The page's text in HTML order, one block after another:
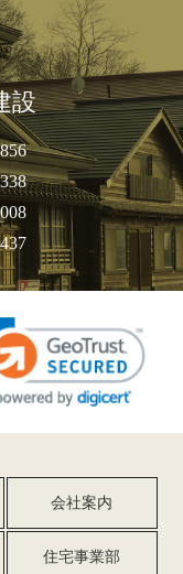
設
会社案内
住宅事業部